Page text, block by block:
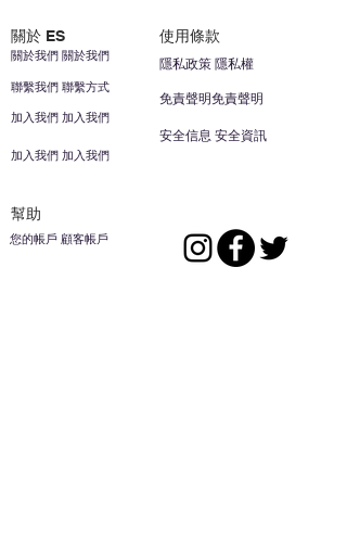
關於 ES 使用條款
聯繫我們 聯繫方式
加入我們 加入我們
關於我們 關於我們
加入我們 加入我們
安全信息 安全資訊
免責聲明免責聲明
隱私政策 隱私權
幫助
您的帳戶 顧客帳戶